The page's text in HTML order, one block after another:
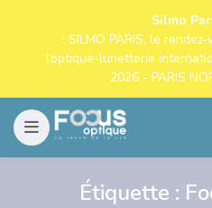
Silmo
: SILMO PARIS, le
l’optique-lunetterie
2026 - PARIS
Étiquette :